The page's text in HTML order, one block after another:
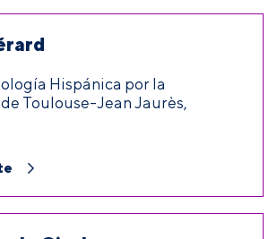
Hispánica por la
Toulouse-Jean Jaurès,